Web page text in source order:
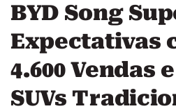
BYD Song
Expectativas
4.600 Vendas
SUVs